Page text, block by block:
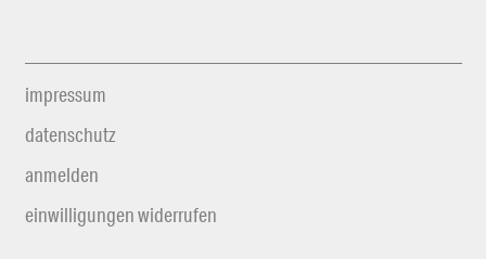
impressum
datenschutz
anmelden
einwilligungen widerrufen